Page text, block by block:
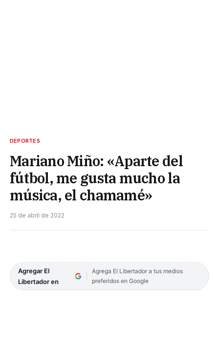
DEPORTES
Mariano Miño: «Aparte del
fútbol, me gusta mucho la
música, el chamamé»
25 de abril de 2022
Agregar El
Libertador en
Agrega El Libertador a tus medios
preferidos en Google